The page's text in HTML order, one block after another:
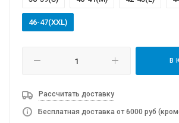
46-47(XXL)
В
Рассчитать доставку
Бесплатная доставка от 6000 руб